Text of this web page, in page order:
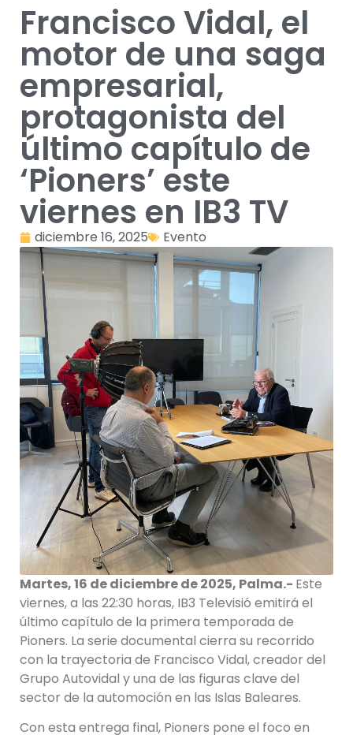
Francisco Vidal, el
motor de una saga
empresarial,
protagonista del
último capítulo de
‘Pioners’ este
viernes en IB3 TV
diciembre 16, 2025 Evento
Martes, 16 de diciembre de 2025, Palma.- Este
viernes, a las 22:30 horas, IB3 Televisió emitirá el
último capítulo de la primera temporada de
Pioners. La serie documental cierra su recorrido
con la trayectoria de Francisco Vidal, creador del
Grupo Autovidal y una de las figuras clave del
sector de la automoción en las Islas Baleares.
Con esta entrega final, Pioners pone el foco en